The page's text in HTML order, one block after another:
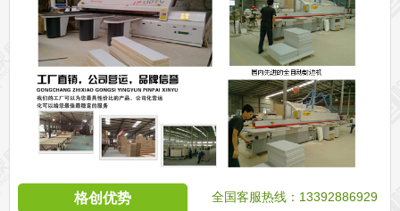
格创优势 全国客服热线：13392886929